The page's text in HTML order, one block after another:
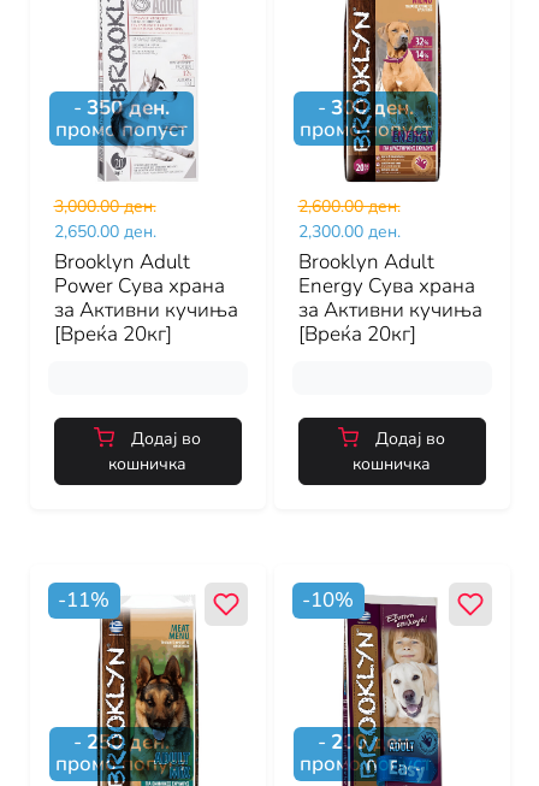
- 350ден.
промо попуст
3,000.00 ден.
2,650.00 ден.
Brooklyn Adult
Power Сува храна
за Активни кучиња
[Вреќа 20кг]
Додај во
кошничка
- 300ден.
промо попуст
2,600.00 ден.
2,300.00 ден.
Brooklyn Adult
Energy Сува храна
за Активни кучиња
[Вреќа 20кг]
Додај во
кошничка
-11%
- 250ден.
промо попуст
-10%
- 200ден.
промо попуст